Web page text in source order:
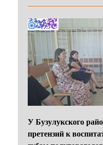
У Бузулукского
претензий к